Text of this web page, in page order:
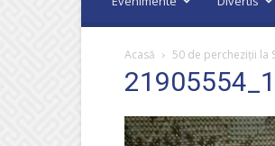
Acasă 50 de percheziții la